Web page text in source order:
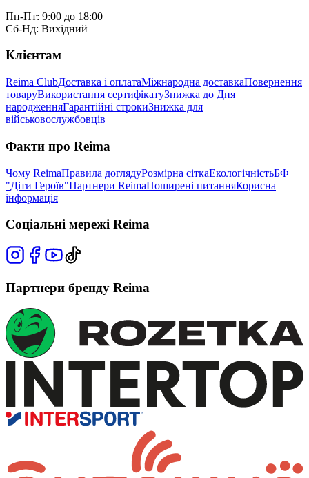
Пн-Пт: 9:00 до 18:00
Сб-Нд: Вихідний
Клієнтам
Reima ClubДоставка і оплатаМіжнародна доставкаПовернення
товаруВикористання сертифікатуЗнижка до Дня
народженняГарантійні строкиЗнижка для
військовослужбовців
Факти про Reima
Чому ReimaПравила доглядуРозмірна сіткаЕкологічністьБФ
"Діти Героїв"Партнери ReimaПоширені питанняКорисна
інформація
Соціальні мережі Reima
Партнери бренду Reima